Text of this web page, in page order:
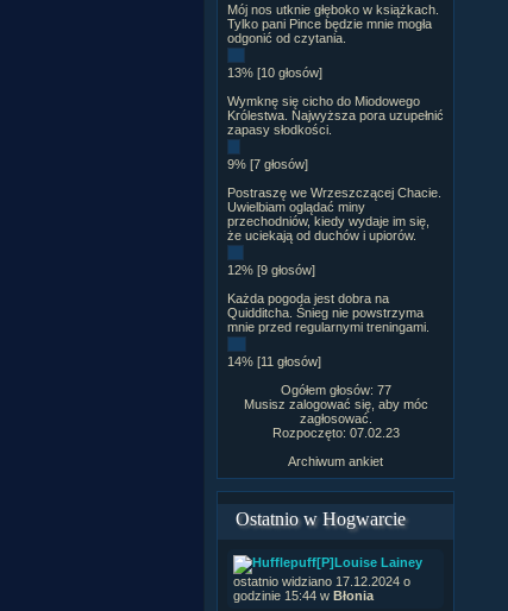
Mój nos utknie głęboko w książkach.
Tylko pani Pince będzie mnie mogła
odgonić od czytania.
13% [10 głosów]
Wymknę się cicho do Miodowego
Królestwa. Najwyższa pora uzupełnić
zapasy słodkości.
9% [7 głosów]
Postraszę we Wrzeszczącej Chacie.
Uwielbiam oglądać miny
przechodniów, kiedy wydaje im się,
że uciekają od duchów i upiorów.
12% [9 głosów]
Każda pogoda jest dobra na
Quidditcha. Śnieg nie powstrzyma
mnie przed regularnymi treningami.
14% [11 głosów]
Ogółem głosów: 77
Musisz zalogować się, aby móc
zagłosować.
Rozpoczęto: 07.02.23
Archiwum ankiet
Ostatnio w Hogwarcie
[P]Louise Lainey
ostatnio widziano 17.12.2024 o
godzinie 15:44 w Błonia